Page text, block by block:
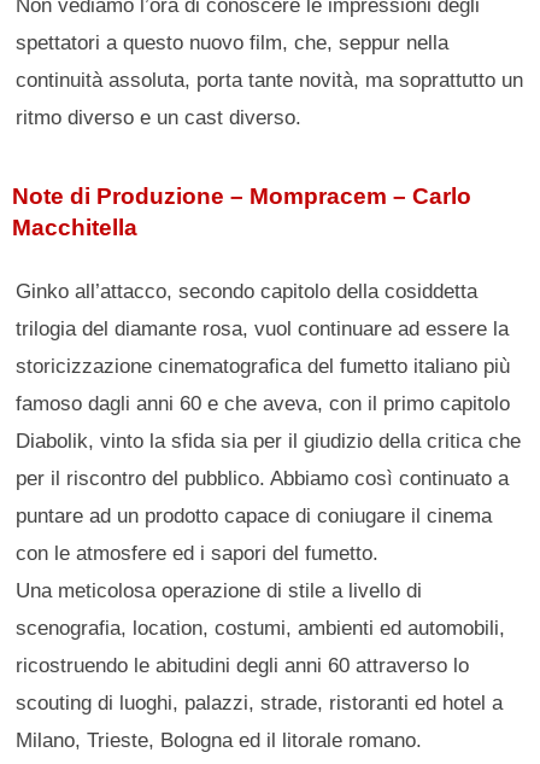
spettatori a questo nuovo film, che, seppur nella
continuità assoluta, porta tante novità, ma soprattutto un
ritmo diverso e un cast diverso.
Note di Produzione – Mompracem – Carlo
Macchitella
Ginko all’attacco, secondo capitolo della cosiddetta
trilogia del diamante rosa, vuol continuare ad essere la
storicizzazione cinematografica del fumetto italiano più
famoso dagli anni 60 e che aveva, con il primo capitolo
Diabolik, vinto la sfida sia per il giudizio della critica che
per il riscontro del pubblico. Abbiamo così continuato a
puntare ad un prodotto capace di coniugare il cinema
con le atmosfere ed i sapori del fumetto.
Una meticolosa operazione di stile a livello di
scenografia, location, costumi, ambienti ed automobili,
ricostruendo le abitudini degli anni 60 attraverso lo
scouting di luoghi, palazzi, strade, ristoranti ed hotel a
Milano, Trieste, Bologna ed il litorale romano.